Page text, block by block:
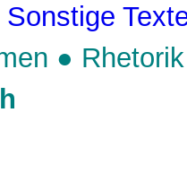
Sonstige
● Rhetorik